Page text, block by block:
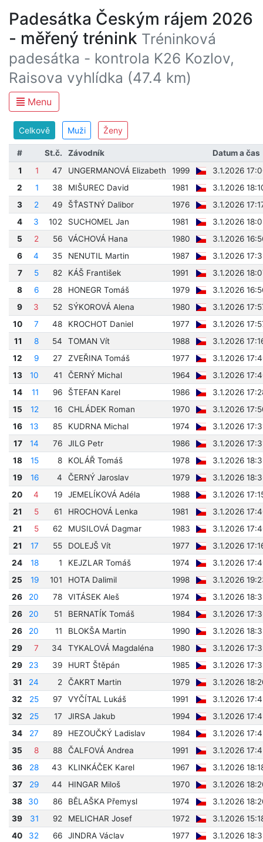
Padesátka Českým rájem 2026
- měřený trénink Tréninková
padesátka - kontrola K26 Kozlov,
Raisova vyhlídka (47.4 km)
Menu
Celkově Muži Ženy
# St.č. Závodník
Datum a čas
1
1 47 UNGERMANOVÁ Elizabeth 1999
3.1.2026
2
1 38 MIŠUREC David 1981
3.1.2026
3
2 49 ŠŤASTNÝ Dalibor 1976
3.1.2026
4
3 102 SUCHOMEL Jan 1981
3.1.2026
5
2 56 VÁCHOVÁ Hana 1980
3.1.2026
6
4 35 NENUTIL Martin 1987
3.1.2026
7
5 82 KÁŠ František 1991
3.1.2026
8
6 28 HONEGR Tomáš 1979
3.1.2026
9
3 52 SÝKOROVÁ Alena 1980
3.1.2026
10
7 48 KROCHOT Daniel 1977
3.1.2026
11
8 54 TOMAN Vít 1988
3.1.2026
12
9 27 ZVEŘINA Tomáš 1977
3.1.2026
13
10 41 ČERNÝ Michal 1964
3.1.2026
14
11 96 ŠTEFAN Karel 1986
3.1.2026
15
12 16 CHLÁDEK Roman 1970
3.1.2026
16
13 85 KUDRNA Michal 1974
3.1.2026
17
14 76 JILG Petr 1986
3.1.2026
18
15 8 KOLÁŘ Tomáš 1978
3.1.2026
19
16 4 ČERNÝ Jaroslav 1979
3.1.2026
20
4 19 JEMELÍKOVÁ Adéla 1988
3.1.2026
21
5 61 HROCHOVÁ Lenka 1981
3.1.2026
21
5 62 MUSILOVÁ Dagmar 1983
3.1.2026
21
17 55 DOLEJŠ Vít 1977
3.1.2026
24
18 1 KEJZLAR Tomáš 1974
3.1.2026
25
19 101 HOTA Dalimil 1998
3.1.2026
26
20 78 VITÁSEK Aleš 1974
3.1.2026
26
20 51 BERNATÍK Tomáš 1984
3.1.2026
26
20 11 BLOKŠA Martin 1990
3.1.2026
29
7 34 TYKALOVÁ Magdaléna 1980
3.1.2026
29
23 39 HURT Štěpán 1985
3.1.2026
31
24 2 ČAKRT Martin 1979
3.1.2026
32
25 97 VYČÍTAL Lukáš 1991
3.1.2026
32
25 17 JIRSA Jakub 1994
3.1.2026
34
27 89 HEZOUČKÝ Ladislav 1984
3.1.2026
35
8 88 ČALFOVÁ Andrea 1991
3.1.2026
36
28 43 KLINKÁČEK Karel 1967
3.1.2026
37
29 44 HINGAR Miloš 1970
3.1.2026
38
30 86 BĚLAŠKA Přemysl 1974
3.1.2026
39
31 92 MELICHAR Josef 1972
3.1.2026
40
32 66 JINDRA Václav 1977
3.1.2026